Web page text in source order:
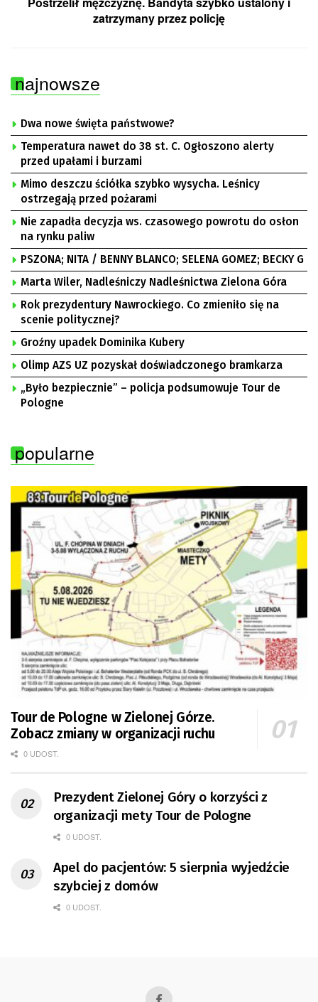
zatrzymany przez policję
najnowsze
Dwa nowe święta państwowe?
Temperatura nawet do 38 st. C. Ogłoszono alerty
przed upałami i burzami
Mimo deszczu ściółka szybko wysycha. Leśnicy
ostrzegają przed pożarami
Nie zapadła decyzja ws. czasowego powrotu do osłon
na rynku paliw
PSZONA; NITA / BENNY BLANCO; SELENA GOMEZ; BECKY G
Marta Wiler, Nadleśniczy Nadleśnictwa Zielona Góra
Rok prezydentury Nawrockiego. Co zmieniło się na
scenie politycznej?
Groźny upadek Dominika Kubery
Olimp AZS UZ pozyskał doświadczonego bramkarza
„Było bezpiecznie” – policja podsumowuje Tour de
Pologne
popularne
Tour de Pologne w Zielonej Górze.
Zobacz zmiany w organizacji ruchu
0 UDOST.
Prezydent Zielonej Góry o korzyści z
organizacji mety Tour de Pologne
0 UDOST.
Apel do pacjentów: 5 sierpnia wyjedźcie
szybciej z domów
0 UDOST.